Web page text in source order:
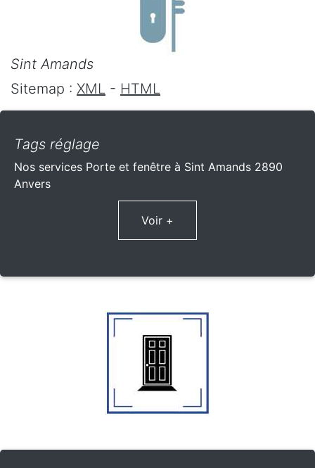
Sint Amands
Sitemap : XML - HTML
Tags réglage
Nos services Porte et fenêtre à Sint Amands 2890
Anvers
Voir +